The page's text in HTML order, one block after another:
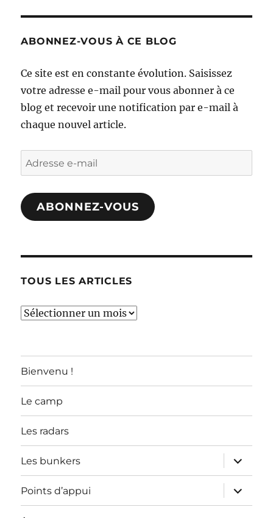
ABONNEZ-VOUS À CE BLOG
Ce site est en constante évolution. Saisissez
votre adresse e-mail pour vous abonner à ce
blog et recevoir une notification par e-mail à
chaque nouvel article.
Adresse
e-
mail
ABONNEZ-VOUS
TOUS LES ARTICLES
TOUS
Bienvenu !
Le camp
Les radars
Les bunkers
ouvrir
le
sous-
menu
Points d’appui
ouvrir
le
sous-